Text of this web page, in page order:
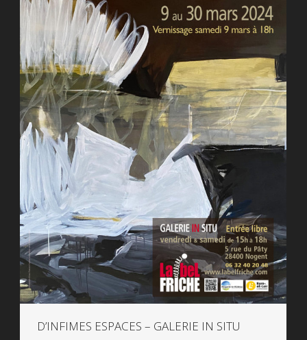
D’INFIMES ESPACES – GALERIE IN SITU